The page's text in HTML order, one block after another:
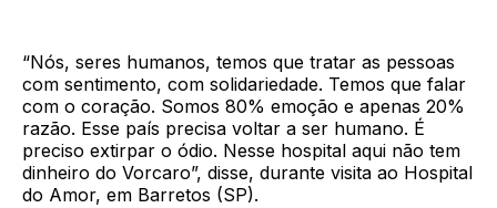
“Nós, seres humanos, temos que tratar as pessoas
com sentimento, com solidariedade. Temos que falar
com o coração. Somos 80% emoção e apenas 20%
razão. Esse país precisa voltar a ser humano. É
preciso extirpar o ódio. Nesse hospital aqui não tem
dinheiro do Vorcaro”, disse, durante visita ao Hospital
do Amor, em Barretos (SP).